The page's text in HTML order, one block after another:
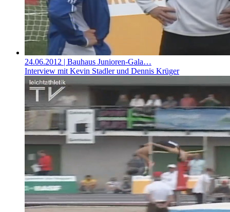
24.06.2012 | Bauhaus Junioren-Gala…
Interview mit Kevin Stadler und Dennis Krüger